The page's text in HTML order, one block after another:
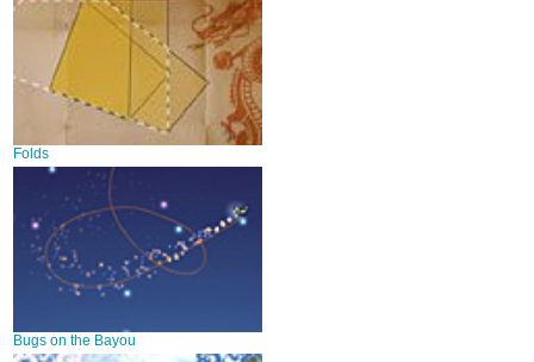
Folds
Bugs on the Bayou